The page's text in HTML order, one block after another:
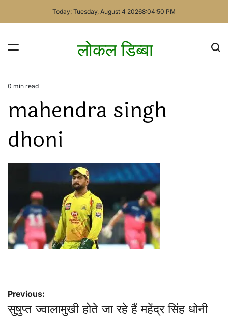
Today: Tuesday, August 4 20268:04:50 PM
लोकल डिब्बा
Estimated
time
0 min read
mahendra singh
dhoni
Post
navigation
Previous:
सुषुप्त ज्वालामुखी होते जा रहे हैं महेंद्र सिंह धोनी